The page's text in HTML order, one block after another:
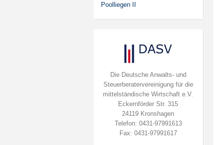
Poolliegen II
Die Deutsche Anwalts- und
Steuerberatervereinigung für die
mittelständische Wirtschaft e.V.
Eckernförder Str. 315
24119 Kronshagen
Telefon: 0431-97991613
Fax: 0431-97991617